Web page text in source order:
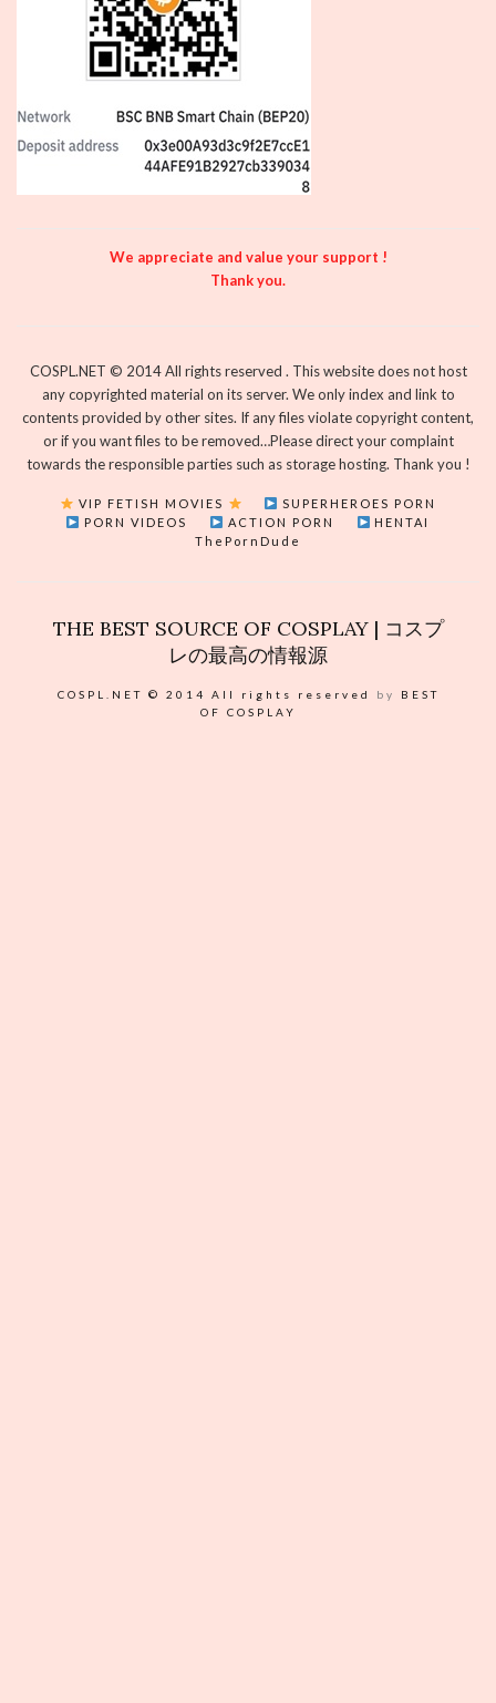
We appreciate and value your support !
Thank you.
COSPL.NET © 2014 All rights reserved . This website does not host
any copyrighted material on its server. We only index and link to
contents provided by other sites. If any files violate copyright content,
or if you want files to be removed…Please direct your complaint
towards the responsible parties such as storage hosting. Thank you !
VIP FETISH MOVIES
SUPERHEROES PORN
PORN VIDEOS
ACTION PORN
HENTAI
ThePornDude
THE BEST SOURCE OF COSPLAY | コスプ
レの最高の情報源
COSPL.NET © 2014 All rights reserved by
BEST
OF COSPLAY